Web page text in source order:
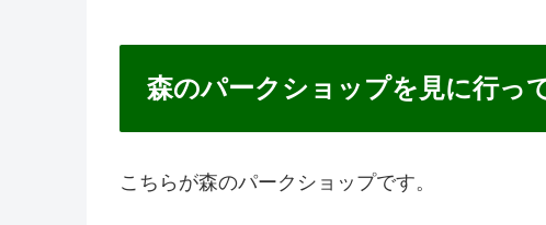
森のパークショップを見に行っ
こちらが森のパークショップです。